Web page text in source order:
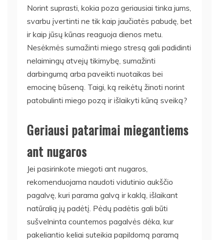
Norint suprasti, kokia poza geriausiai tinka jums,
svarbu įvertinti ne tik kaip jaučiatės pabudę, bet
ir kaip jūsų kūnas reaguoja dienos metu.
Nesėkmės sumažinti miego stresą gali padidinti
nelaimingų atvejų tikimybę, sumažinti
darbingumą arba paveikti nuotaikas bei
emocinę būseną. Taigi, ką reikėtų žinoti norint
patobulinti miego pozą ir išlaikyti kūną sveiką?
Geriausi patarimai miegantiems
ant nugaros
Jei pasirinkote miegoti ant nugaros,
rekomenduojama naudoti vidutinio aukščio
pagalvę, kuri parama galvą ir kaklą, išlaikant
natūralią jų padėtį. Pėdų padėtis gali būti
sušvelninta countemos pagalvės dėka, kur
pakeliantio keliai suteikia papildomą paramą